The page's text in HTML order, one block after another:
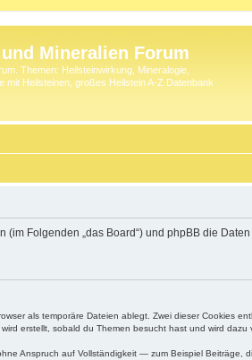
Mineralien Forum
Themen: Heilsteinwirkung, Mineralogie,
mit Heilsteinen, großes Heilstein A-Z Datenbank
Folgenden „das Board“) und phpBB die
als temporäre Dateien ablegt. Zwei dieser Cookies
erstellt, sobald du Themen besucht hast und wird
Anspruch auf Vollständigkeit — zum Beispiel Beiträge,